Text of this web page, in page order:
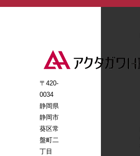
〒420-
0034
静岡県
静岡市
葵区常
盤町二
丁目